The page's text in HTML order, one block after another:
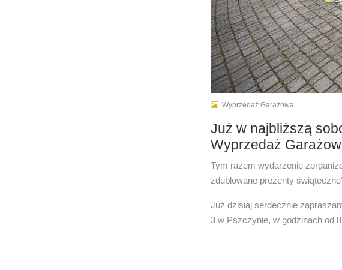
Wyprzedaż Garażowa
Już w najbliższą
Wyprzedaż
Tym razem wydarzenie
zdublowane prezenty
Już dzisiaj serdecznie
3 w Pszczynie, w godzinach od